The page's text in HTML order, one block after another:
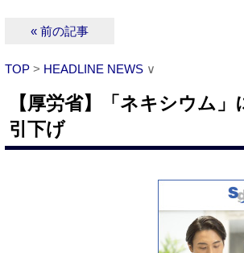
« 前の記事
TOP > HEADLINE NEWS ∨
【厚労省】「ネキシウム
引下げ